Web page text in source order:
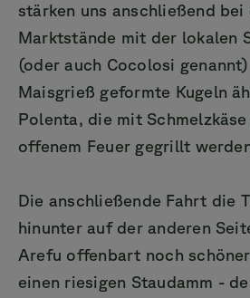
stärken uns anschließend
Marktstände mit der lokalen
(oder auch Cocolosi
Maisgrieß geformte Kugeln
Polenta, die mit
offenem Feuer gegrillt
Die anschließende Fahrt die
hinunter auf der anderen
Arefu offenbart noch
einen riesigen Staudamm -